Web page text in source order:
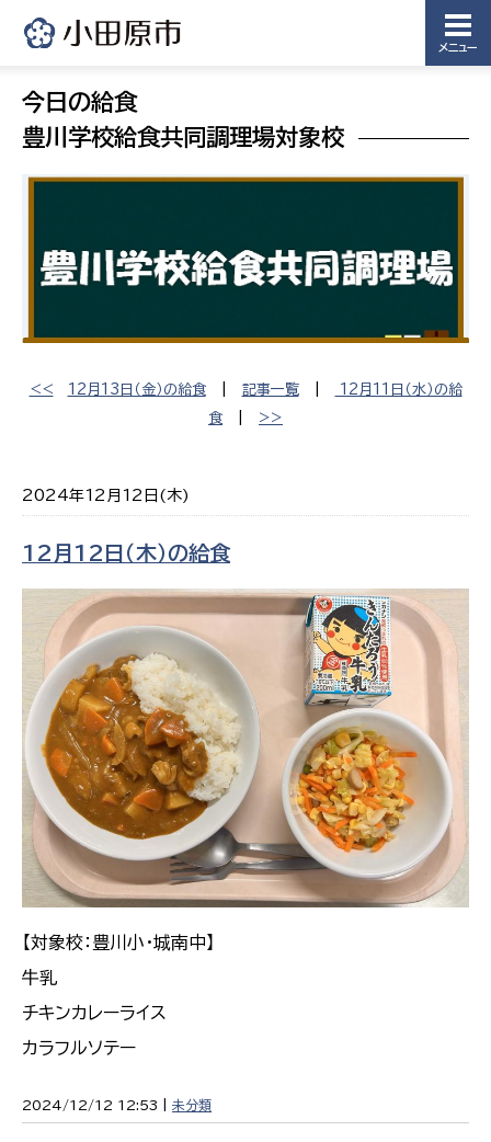
メニュー
今日の給食
豊川学校給食共同調理場対象校
<< 12月13日（金）の給食| 記事一覧|
12月11日（水）の給
食
>>
2024年12月12日(木)
12月12日（木）の給食
【対象校：豊川小・城南中】
牛乳
チキンカレーライス
カラフルソテー
2024/12/12 12:53 | 未分類